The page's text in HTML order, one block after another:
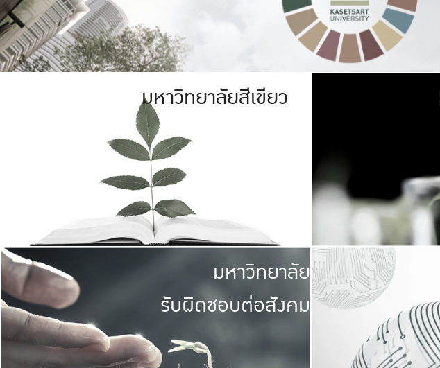
มหาวิทยาลัยสีเขียว
มหาวิทยาลัย
รับผิดชอบต่อสังคม